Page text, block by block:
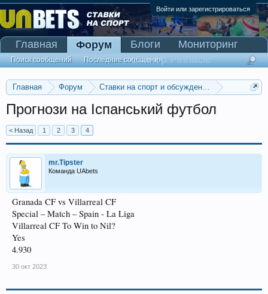
Войти или зарегистрироваться
Главная Форум
Ставки на спорт и обсуждение спортивных
Прогнози на Іспанський футбол
< Назад 1 2 3 4
mr.Tipster
Команда UAbets
Granada CF vs Villarreal CF
Special – Match – Spain - La Liga
Villarreal CF To Win to Nil?
Yes
4.930
30 окт 2023
Главная Форум
Поиск сообщений Последние сообщения
Блоги
Мониторинг
Сканер Pinnacle